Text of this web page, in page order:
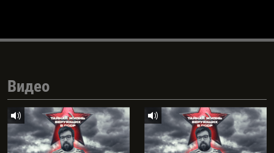
Видео